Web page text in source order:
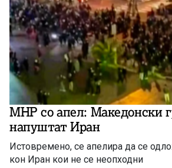
МНР со апел: Македонски
напуштат Иран
Истовремено, се апелира да се
кон Иран кои не се неопходни